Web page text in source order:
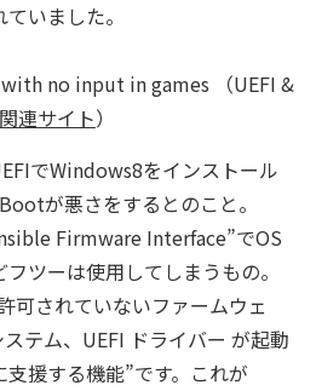
いました。
no input in games （UEFI &
関連サイト）
でWindows8をインストール
が悪さをするとのこと。
Firmware Interface”でOS
ツーは使用してしまうもの。
可されていないファームウェ
テム、UEFI ドライバー が起動
援する機能”です。これが